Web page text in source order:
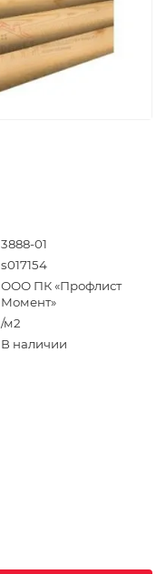
3888-01
s017154
ООО ПК «Профлист
Момент»
/м2
В наличии